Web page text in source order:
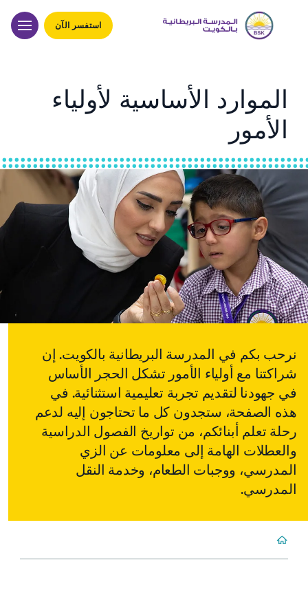
استفسر الآن
الموارد الأساسية لأولياء
الأمور
نرحب بكم في المدرسة البريطانية بالكويت. إن
شراكتنا مع أولياء الأمور تشكل الحجر الأساس
في جهودنا لتقديم تجربة تعليمية استثنائية. في
هذه الصفحة، ستجدون كل ما تحتاجون إليه لدعم
رحلة تعلم أبنائكم، من تواريخ الفصول الدراسية
والعطلات الهامة إلى معلومات عن الزي
المدرسي، ووجبات الطعام، وخدمة النقل
المدرسي.